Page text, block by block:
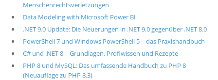
Menschenrechtsverletzungen
Data Modeling with Microsoft Power BI
.NET 9.0 Update: Die Neuerungen in .NET 9.0 gegenüber .NET 8.0
PowerShell 7 und Windows PowerShell 5 – das Praxishandbuch
C# und .NET 8 – Grundlagen, Profiwissen und Rezepte
PHP 8 und MySQL: Das umfassende Handbuch zu PHP 8
(Neuauflage zu PHP 8.3)